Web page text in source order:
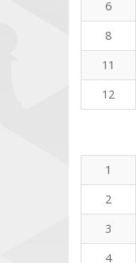
6
8
11
12
1
2
3
4